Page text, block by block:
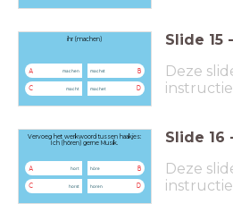
ihr (machen)
A machen B
machst
C macht D
machet
Slide 15 -
Deze
Vervoeg het werkwoord tussen haakjes:
Ich (hören) gerne Musik.
A hort B
höre
C horst D
horen
Slide 16
Deze